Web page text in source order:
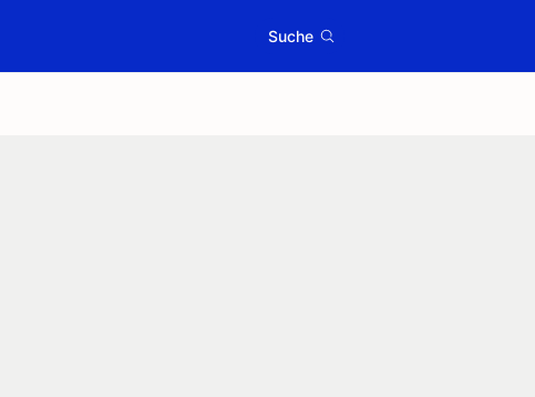
Suche